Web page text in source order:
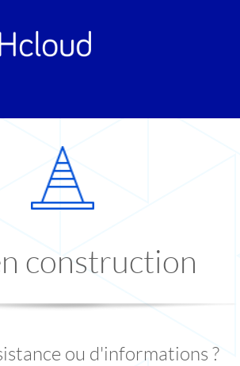
construction
ou d'informations ?